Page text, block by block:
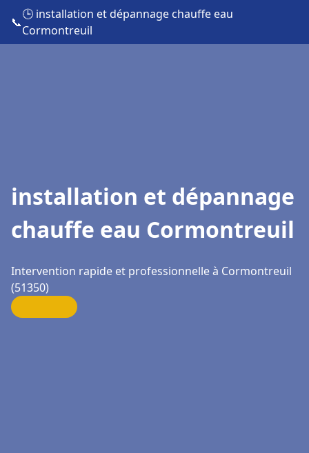
📞
🕒 installation et dépannage chauffe eau
Cormontreuil
installation et dépannage
chauffe eau Cormontreuil
Intervention rapide et professionnelle à Cormontreuil
(51350)